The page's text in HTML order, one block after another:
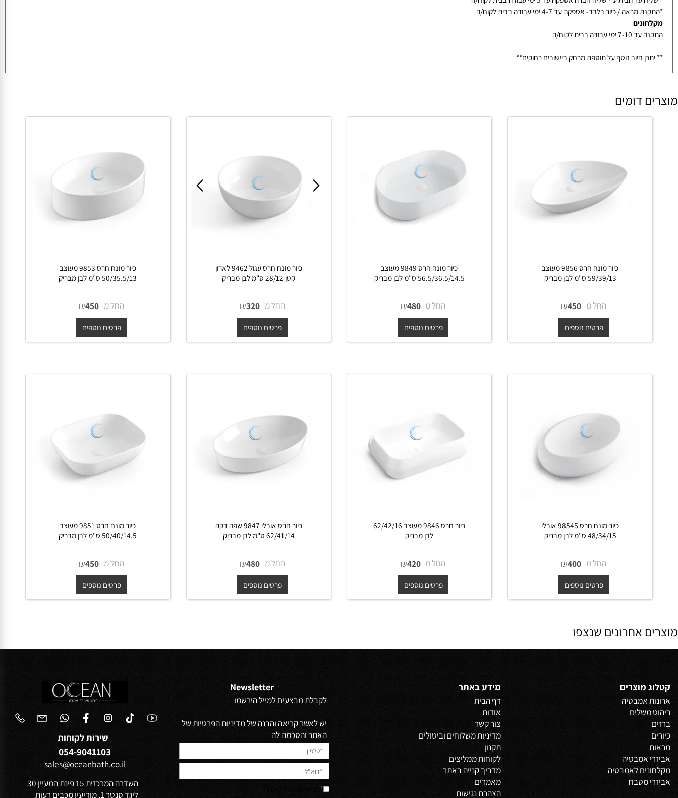
עצמי ממודיעין- הגעה בתיאום בלבד עד 3-7 ימי עבודה
הבית ע"י שליח חברה אספקה עד 5 ימי עבודה בבית לקוח/ה
/ כיור בלבד- אספקה עד 4-7 ימי עבודה בבית לקוח/ה
עבודה בבית לקוח/ה
כיור מונח חרס 9856 מעוצב
החל מ- ₪450
כיור מונח חרס 9849 מעוצב
החל מ- ₪480
כיור מונח חרס עגול 9462 לארון
החל מ- ₪320
כיור מונח חרס 9853 מעוצב
החל מ- ₪450
כיור מונח חרס 9854S אובלי
פרטים נוספים
כיור חרס 9846 מעוצב 62/42/16
לבן מבריק
כיור חרס אובלי 9847 שפה דקה
62/41/14 ס"מ לבן מבריק
כיור מונח חרס 9851 מעוצב
50/40/14.5 ס"מ לבן מבריק
אחרונים שנצפו
אמבטיה
מידע באתר
דף הבית
צור קשר
מדיניות משלוחיםוביטולים
Newsletter
לקבלת מבצעים למייל הירשמו
יש לאשר קריאה והבנה של מדיניות הפרטיות של
האתר והסכמה לה שירות לקוחות